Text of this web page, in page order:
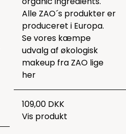
Alle ZAO´s produkter er
produceret i Europa.
Se vores kæmpe
udvalg af økologisk
makeup fra ZAO lige
her
109,00 DKK
Vis produkt